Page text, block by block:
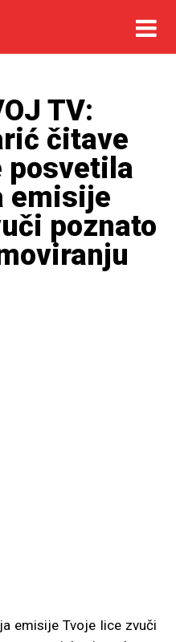
TV:
čitave
posvetila
emisije
poznato
emisije Tvoje lice zvuči